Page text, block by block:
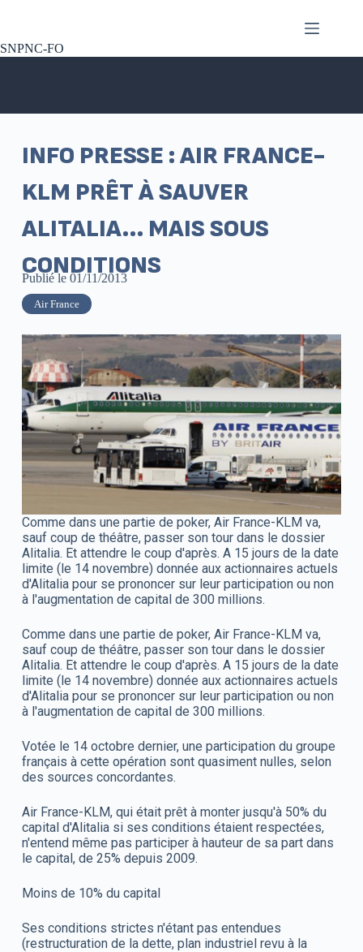
SNPNC-FO
INFO PRESSE : AIR FRANCE-
KLM PRÊT À SAUVER
ALITALIA… MAIS SOUS
CONDITIONS
Publié le 01/11/2013
Air France
Comme dans une partie de poker, Air France-KLM va,
sauf coup de théâtre, passer son tour dans le dossier
Alitalia. Et attendre le coup d'après. A 15 jours de la date
limite (le 14 novembre) donnée aux actionnaires actuels
d'Alitalia pour se prononcer sur leur participation ou non
à l'augmentation de capital de 300 millions.
Comme dans une partie de poker, Air France-KLM va,
sauf coup de théâtre, passer son tour dans le dossier
Alitalia. Et attendre le coup d'après. A 15 jours de la date
limite (le 14 novembre) donnée aux actionnaires actuels
d'Alitalia pour se prononcer sur leur participation ou non
à l'augmentation de capital de 300 millions.
Votée le 14 octobre dernier, une participation du groupe
français à cette opération sont quasiment nulles, selon
des sources concordantes.
Air France-KLM, qui était prêt à monter jusqu'à 50% du
capital d'Alitalia si ses conditions étaient respectées,
n'entend même pas participer à hauteur de sa part dans
le capital, de 25% depuis 2009.
Moins de 10% du capital
Ses conditions strictes n'étant pas entendues
(restructuration de la dette, plan industriel revu à la